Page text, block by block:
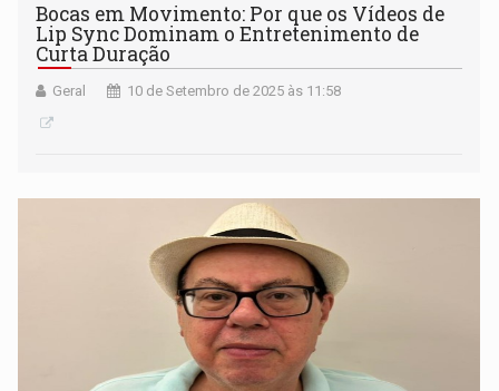
Bocas em Movimento: Por que os Vídeos de
Lip Sync Dominam o Entretenimento de
Curta Duração
Geral 10 de Setembro de 2025 às 11:58